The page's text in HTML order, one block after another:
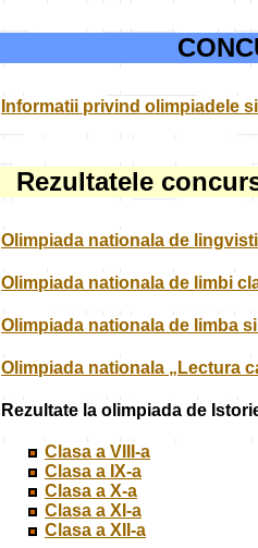
Informatii privind olimpiadele
Rezultatele
Olimpiada nationala de
Olimpiada nationala de limbi
Olimpiada nationala de limba
Olimpiada nationala „Lectura
Rezultate la olimpiada de
Clasa a VIII-a
Clasa a IX-a
Clasa a X-a
Clasa a XI-a
Clasa a XII-a